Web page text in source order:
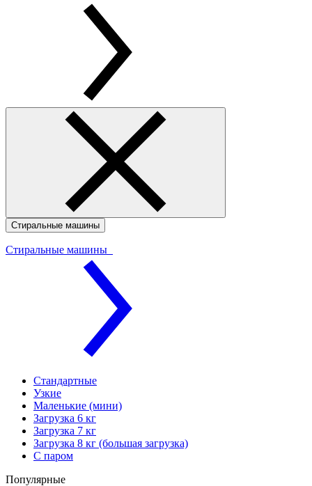
Стиральные машины
Стиральные машины
Стандартные
Узкие
Маленькие (мини)
Загрузка 6 кг
Загрузка 7 кг
Загрузка 8 кг (большая загрузка)
С паром
Популярные